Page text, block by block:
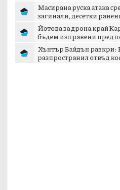
Масирана руска атака
загинали, десетки
Йотова за дрона край
бъдем изправени пред
Хънтър Байдън разкри:
разпространил отвъд